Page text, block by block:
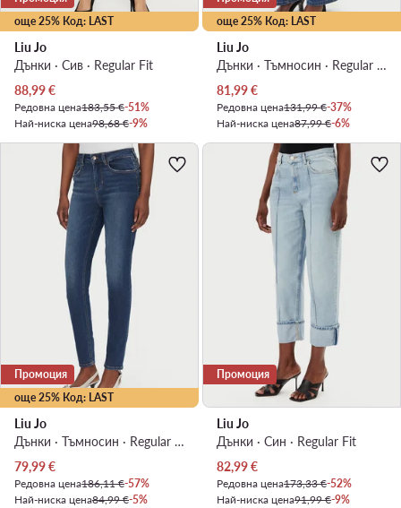
още 25% Код: LAST
Liu Jo
Дънки · Сив · Regular Fit
Актуална цена
88,99€
Редовна цена183,55 €-51%
Най-ниска цена98,68 €-9%
още 25% Код: LAST
Liu Jo
Дънки · Тъмносин · Regular Fit
Актуална цена
81,99€
Редовна цена131,99 €-37%
Най-ниска цена87,99 €-6%
още 25% Код: LAST
Промоция
Liu Jo
Дънки · Тъмносин · Regular Fit
Актуална цена
79,99€
Редовна цена186,11 €-57%
Най-ниска цена84,99 €-5%
Промоция
Liu Jo
Дънки · Син · Regular Fit
Актуална цена
82,99€
Редовна цена173,33 €-52%
Най-ниска цена91,99 €-9%